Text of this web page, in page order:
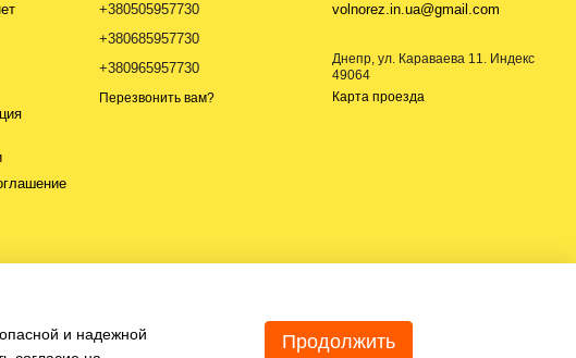
+380505957730
+380685957730
+380965957730
Перезвонить вам?
volnorez.in.ua@gmail.com
Днепр, ул. Караваева 11. Индекс
49064
Карта проезда
и надежной
Продолжить